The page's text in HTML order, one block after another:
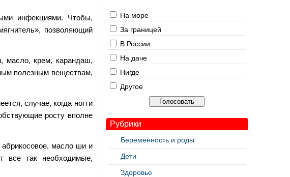
инфекциями. Чтобы,
позволяющий
масло, крем, карандаш,
полезным веществам,
случае, когда ногти
росту вполне
абрикосовое, масло ши и
все так необходимые,
На море
За границей
В России
На даче
Нигде
Другое
Рубрики
Беременность и роды
Дети
Здоровье